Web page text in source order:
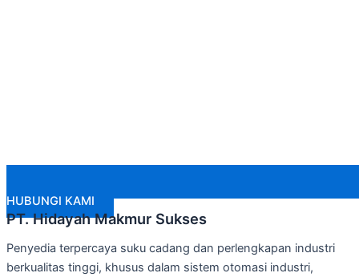
HUBUNGI KAMI
PT. Hidayah Makmur Sukses
Penyedia terpercaya suku cadang dan perlengkapan industri
berkualitas tinggi, khusus dalam sistem otomasi industri,